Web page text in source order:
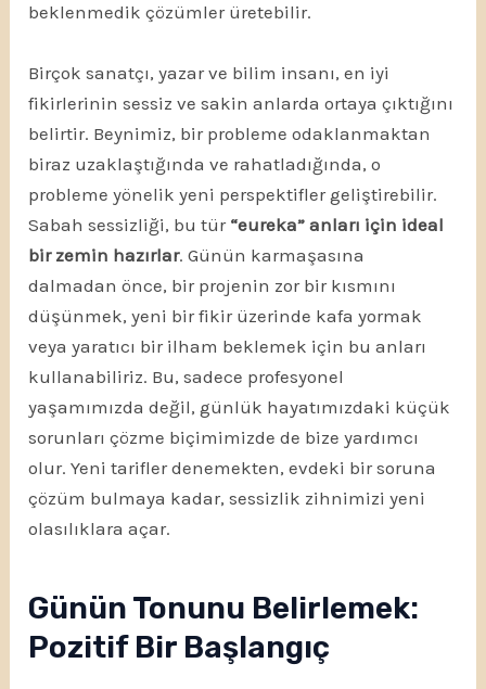
beklenmedik çözümler üretebilir.
Birçok sanatçı, yazar ve bilim insanı, en iyi
fikirlerinin sessiz ve sakin anlarda ortaya çıktığını
belirtir. Beynimiz, bir probleme odaklanmaktan
biraz uzaklaştığında ve rahatladığında, o
probleme yönelik yeni perspektifler geliştirebilir.
Sabah sessizliği, bu tür “eureka” anları için ideal
bir zemin hazırlar. Günün karmaşasına
dalmadan önce, bir projenin zor bir kısmını
düşünmek, yeni bir fikir üzerinde kafa yormak
veya yaratıcı bir ilham beklemek için bu anları
kullanabiliriz. Bu, sadece profesyonel
yaşamımızda değil, günlük hayatımızdaki küçük
sorunları çözme biçimimizde de bize yardımcı
olur. Yeni tarifler denemekten, evdeki bir soruna
çözüm bulmaya kadar, sessizlik zihnimizi yeni
olasılıklara açar.
Günün Tonunu Belirlemek:
Pozitif Bir Başlangıç